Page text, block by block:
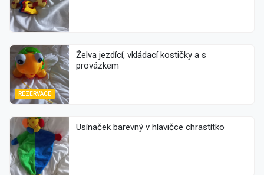
REZERVACE
Želva jezdící, vkládací kostičky a s
provázkem
Usínaček barevný v hlavičce chrastítko